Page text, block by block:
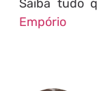
Saiba tudo
Empório